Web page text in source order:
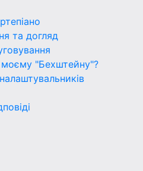
та догляд
моєму "Бехштейну"?